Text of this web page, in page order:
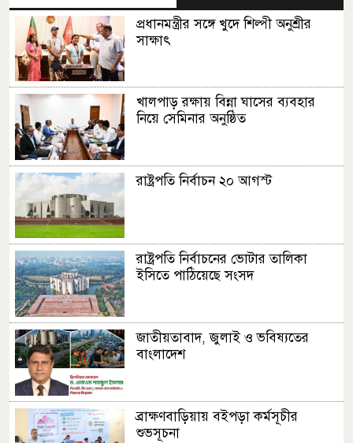
প্রধানমন্ত্রীর সঙ্গে খুদে শিল্পী অনুশ্রীর
সাক্ষাৎ
খালপাড় রক্ষায় বিন্না ঘাসের ব্যবহার
নিয়ে সেমিনার অনুষ্ঠিত
রাষ্ট্রপতি নির্বাচন ২০ আগস্ট
রাষ্ট্রপতি নির্বাচনের ভোটার তালিকা
ইসিতে পাঠিয়েছে সংসদ
জাতীয়তাবাদ, জুলাই ও ভবিষ্যতের
বাংলাদেশ
ব্রাক্ষণবাড়িয়ায় বইপড়া কর্মসূচীর
শুভসূচনা